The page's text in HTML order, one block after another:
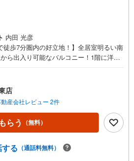
内田 光彦
徒歩7分圏内の好立地！】全居室明るい南
ら出入り可能なバルコニー！1階に洋室
市東吉田町13番☆全7棟【F号棟】/当日
、大歓迎♪【安心】耐震等級3取得【品
価書、建設住宅性能評価書【充実】駐
室南向き■名鉄瀬戸線「瀬戸市役所前」
）■陶原小学校 :徒歩7分（約540m）
歩13分（約1040m）＜自己資金0円でも大
ド対応！*自己資金なしでも購入出来ま
店
産会社レビュー 2件
らう （無料）
る （通話料無料）